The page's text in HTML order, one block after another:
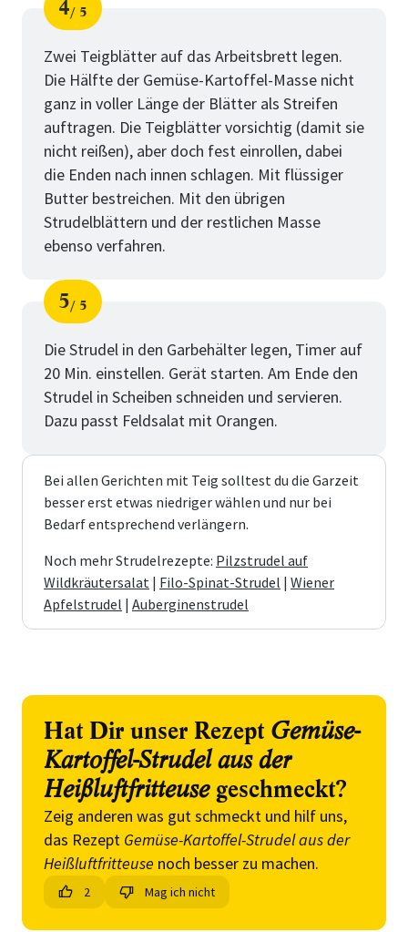
Schritt
4
von
5
Zwei Teigblätter auf das Arbeitsbrett legen.
Die Hälfte der Gemüse-Kartoffel-Masse nicht
ganz in voller Länge der Blätter als Streifen
auftragen. Die Teigblätter vorsichtig (damit sie
nicht reißen), aber doch fest einrollen, dabei
die Enden nach innen schlagen. Mit flüssiger
Butter bestreichen. Mit den übrigen
Strudelblättern und der restlichen Masse
ebenso verfahren.
Schritt
5
von
5
Die Strudel in den Garbehälter legen, Timer auf
20 Min. einstellen. Gerät starten. Am Ende den
Strudel in Scheiben schneiden und servieren.
Dazu passt Feldsalat mit Orangen.
Bei allen Gerichten mit Teig solltest du die Garzeit
besser erst etwas niedriger wählen und nur bei
Bedarf entsprechend verlängern.
Noch mehr Strudelrezepte: Pilzstrudel auf
Wildkräutersalat | Filo-Spinat-Strudel | Wiener
Apfelstrudel | Auberginenstrudel
Hat Dir unser Rezept Gemüse-
Kartoffel-Strudel aus der
Heißluftfritteusegeschmeckt?
Zeig anderen was gut schmeckt und hilf uns,
das Rezept Gemüse-Kartoffel-Strudel aus der
Heißluftfritteuse noch besser zu machen.
2 Mag ich nicht